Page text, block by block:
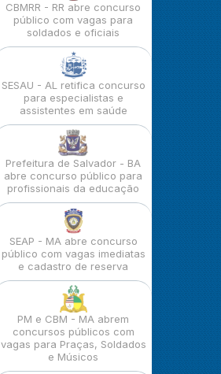
CBMRR - RR abre concurso
público com vagas para
soldados e oficiais
SESAU - AL retifica concurso
para especialistas e
assistentes em saúde
Prefeitura de Salvador - BA
abre concurso público para
profissionais da educação
SEAP - MA abre concurso
público com vagas imediatas
e cadastro de reserva
PM e CBM - MA abrem
concursos públicos com
vagas para Praças, Soldados
e Músicos